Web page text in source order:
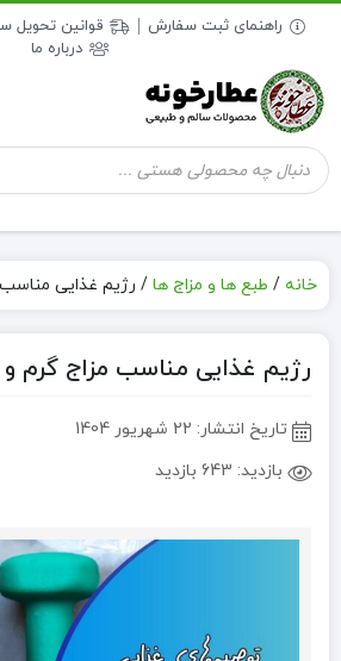
راهنمای ثبت سفارش قوانین تحویل
درباره ما
جستجوی
محصولات
خانه / طبع ها و مزاج ها / رژیم غذایی مناسب
رژیم غذایی مناسب مزاج گرم و
تاریخ انتشار: 22 شهریور 1404
بازدید: 643 بازدید